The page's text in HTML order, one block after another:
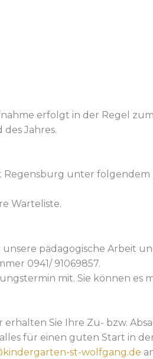
erfolgt in der Regel
Jahres.
Regensburg unter folgendem
Warteliste.
pädagogische Arbeit
0941/ 91069857.
mit. Sie können es
Sie Ihre Zu- bzw.
für einen guten Start in
st-wolfgang.de